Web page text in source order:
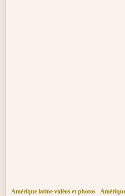
Amérique latine vidéos et photos